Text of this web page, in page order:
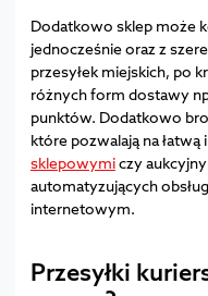
Dodatkowo sklep może
jednocześnie oraz z
przesyłek miejskich, po
różnych form dostawy
punktów. Dodatkowo
które pozwalają na łatwą
sklepowymiczy
automatyzujących
internetowym.
Przesyłki